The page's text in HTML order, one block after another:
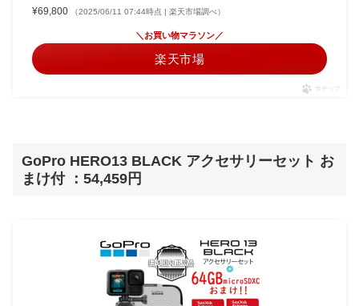
¥69,800
（2025/06/11 07:44時点 | 楽天市場調べ）
＼お買い物マラソン／
楽天市場
ポチップ
GoPro HERO13 BLACK アクセサリーセット お
まけ付 ：54,459円